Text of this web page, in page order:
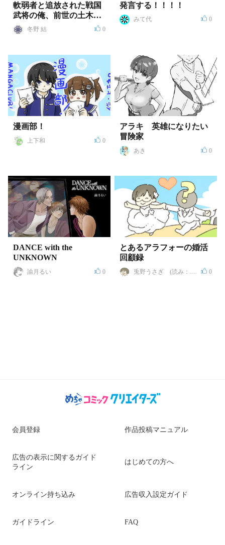
軟弱者と追放された戦国
武将の俺、前世の土木知
識で最強の黄金郷を作
る。
冬野 結 0
発言する！！！！
みて代 0
漫画部！
上下和 0
アラキ 英雄になりたい
冒険家
あき 0
DANCE with the
UNKNOWN
諭月るい 0
とあるアラフォーの婚活
回顧録
兎野うさぎ (読み：ト
0
会員登録 作品投稿マニュアル
広告の表示に関するガイド
ライン
はじめての方へ
オンライン持ち込み 広告収入設定ガイド
ガイドライン FAQ